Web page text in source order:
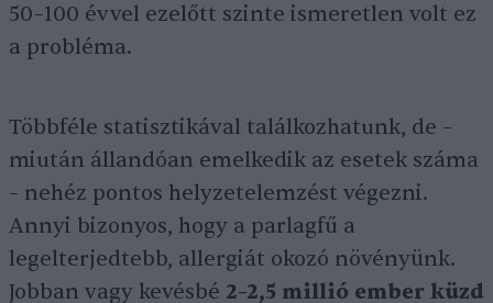
50–100 évvel ezelőtt szinte ismeretlen volt ez
a probléma.
Többféle statisztikával találkozhatunk, de –
miután állandóan emelkedik az esetek száma
– nehéz pontos helyzetelemzést végezni.
Annyi bizonyos, hogy a parlagfű a
legelterjedtebb, allergiát okozó növényünk.
Jobban vagy kevésbé 2–2,5 millió ember küzd